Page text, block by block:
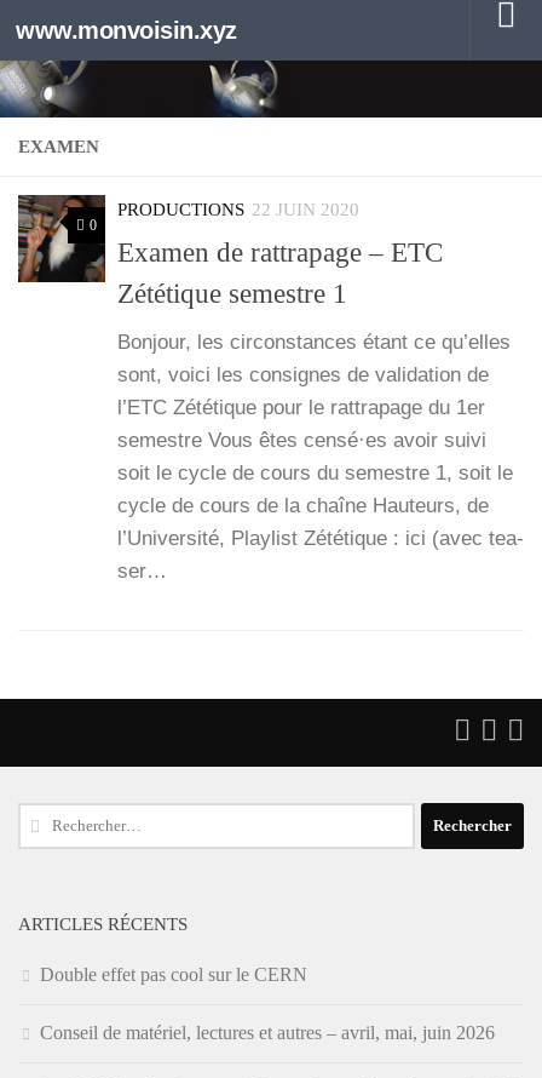
Au dessous du contenu
www.monvoisin.xyz
EXAMEN
0
PRODUCTIONS 22 JUIN 2020
Examen de rattrapage – ETC
Zététique semestre 1
Bon­jour, les cir­cons­tances étant ce qu’elles
sont, voi­ci les consignes de vali­da­tion de
l’ETC Zété­tique pour le rat­tra­page du 1er
semestre Vous êtes censé·es avoir sui­vi
soit le cycle de cours du semestre 1, soit le
cycle de cours de la chaîne Hau­teurs, de
l’U­ni­ver­si­té, Play­list Zété­tique : ici (avec tea­
ser…
Rechercher :
ARTICLES RÉCENTS
Double effet pas cool sur le CERN
Conseil de matériel, lectures et autres – avril, mai, juin 2026